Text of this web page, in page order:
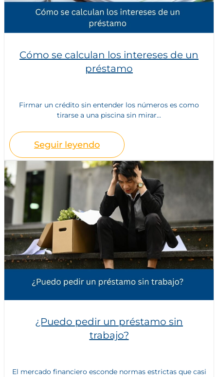
Cómo se calculan los intereses de un
préstamo
Firmar un crédito sin entender los números es como
tirarse a una piscina sin mirar...
Seguir leyendo
¿Puedo pedir un préstamo sin
trabajo?
El mercado financiero esconde normas estrictas que casi